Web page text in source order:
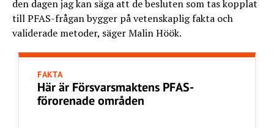
den dagen jag kan säga att de besluten som tas kopplat
till PFAS-frågan bygger på vetenskaplig fakta och
validerade metoder, säger Malin Höök.
FAKTA
Här är Försvarsmaktens PFAS-
förorenade områden